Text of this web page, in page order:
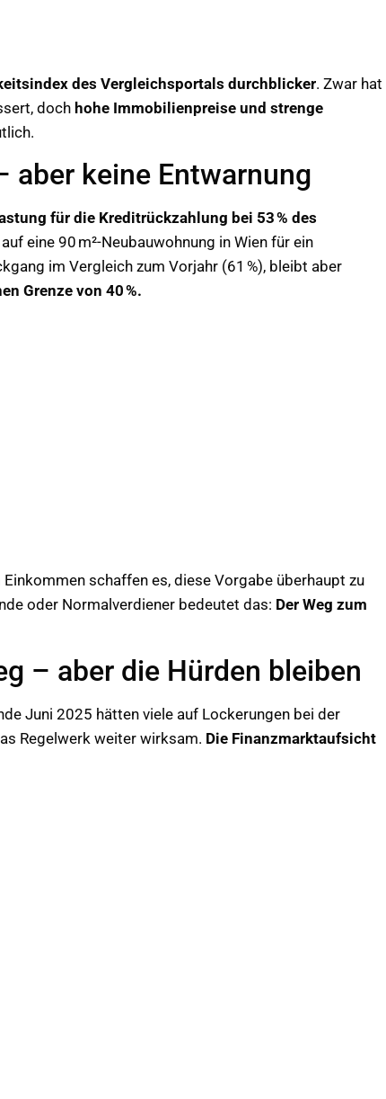
des Vergleichsportals durchblicker. Zwar hat
doch hohe Immobilienpreise und strenge
aber keine Entwarnung
für die Kreditrückzahlung bei 53 % des
eine 90 m²-Neubauwohnung in Wien für ein
im Vergleich zum Vorjahr (61 %), bleibt aber
Grenze von 40 %.
schaffen es, diese Vorgabe überhaupt zu
oder Normalverdiener bedeutet das: Der Weg zum
– aber die Hürden bleiben
Juni 2025 hätten viele auf Lockerungen bei der
Regelwerk weiter wirksam. Die Finanzmarktaufsicht